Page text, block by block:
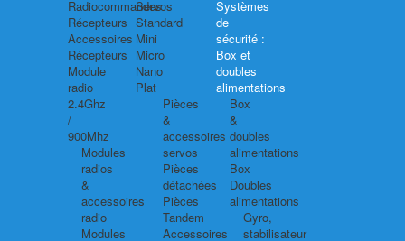
Radiocommandes
Récepteurs
Accessoires
Récepteurs
Module
radio
2.4Ghz
/
900Mhz
Modules
radios
&
accessoires
radio
Modules
Servos
Standard
Mini
Micro
Nano
Plat
Pièces
&
accessoires
servos
Pièces
détachées
Pièces
Tandem
Accessoires
Systèmes
de
sécurité :
Box et
doubles
alimentations
Box
&
doubles
alimentations
Box
Doubles
alimentations
Gyro,
stabilisateur